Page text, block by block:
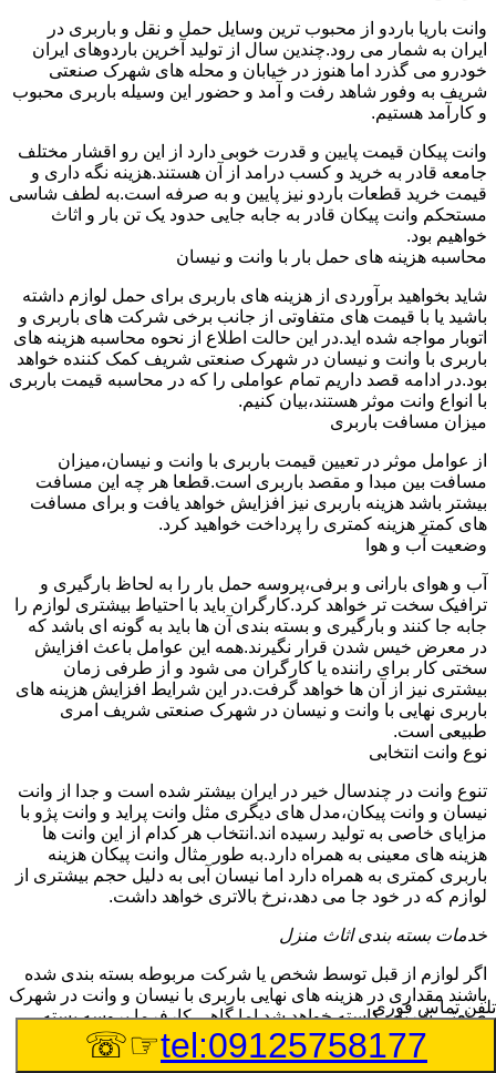
وانت باریا باردو از محبوب ترین وسایل حمل و نقل و باربری در
ایران به شمار می رود.چندین سال از تولید آخرین باردوهای ایران
خودرو می گذرد اما هنوز در خیابان و محله های شهرک صنعتی
شریف به وفور شاهد رفت و آمد و حضور این وسیله باربری محبوب
و کارآمد هستیم.
وانت پیکان قیمت پایین و قدرت خوبی دارد از این رو اقشار مختلف
جامعه قادر به خرید و کسب درامد از آن هستند.هزینه نگه داری و
قیمت خرید قطعات باردو نیز پایین و به صرفه است.به لطف شاسی
مستحکم وانت پیکان قادر به جابه جایی حدود یک تن بار و اثاث
خواهیم بود.
محاسبه هزینه های حمل بار با وانت و نیسان
شاید بخواهید برآوردی از هزینه های باربری برای حمل لوازم داشته
باشید یا با قیمت های متفاوتی از جانب برخی شرکت های باربری و
اتوبار مواجه شده اید.در این حالت اطلاع از نحوه محاسبه هزینه های
باربری با وانت و نیسان در شهرک صنعتی شریف کمک کننده خواهد
بود.در ادامه قصد داریم تمام عواملی را که در محاسبه قیمت باربری
با انواع وانت موثر هستند،بیان کنیم.
میزان مسافت باربری
از عوامل موثر در تعیین قیمت باربری با وانت و نیسان،میزان
مسافت بین مبدا و مقصد باربری است.قطعا هر چه این مسافت
بیشتر باشد هزینه باربری نیز افزایش خواهد یافت و برای مسافت
های کمتر هزینه کمتری را پرداخت خواهید کرد.
وضعیت آب و هوا
آب و هوای بارانی و برفی،پروسه حمل بار را به لحاظ بارگیری و
ترافیک سخت تر خواهد کرد.کارگران باید با احتیاط بیشتری لوازم را
جابه جا کنند و بارگیری و بسته بندی آن ها باید به گونه ای باشد که
در معرض خیس شدن قرار نگیرند.همه این عوامل باعث افزایش
سختی کار برای راننده یا کارگران می شود و از طرفی زمان
بیشتری نیز از آن ها خواهد گرفت.در این شرایط افزایش هزینه های
باربری نهایی با وانت و نیسان در شهرک صنعتی شریف امری
طبیعی است.
نوع وانت انتخابی
تنوع وانت در چندسال خیر در ایران بیشتر شده است و جدا از وانت
نیسان و وانت پیکان،مدل های دیگری مثل وانت پراید و وانت پژو با
مزایای خاصی به تولید رسیده اند.انتخاب هر کدام از این وانت ها
هزینه های معینی به همراه دارد.به طور مثال وانت پیکان هزینه
باربری کمتری به همراه دارد اما نیسان آبی به دلیل حجم بیشتری از
لوازم که در خود جا می دهد،نرخ بالاتری خواهد داشت.
خدمات بسته بندی اثاث منزل
اگر لوازم از قبل توسط شخص یا شرکت مربوطه بسته بندی شده
باشند مقداری در هزینه های نهایی باربری با نیسان و وانت در شهرک
صنعتی شریف کاسته خواهد شد.اما گاهی کارفرما پروسه بسته
بندی بار را به شرکت باربری و اتوبار می سپارد.دلیل این امر عدم
مهارت و توان کافی در بسته بندی یا عدم داشتن زمان کافی
تلفن تماس فوری
tel:09125758177
☞☏